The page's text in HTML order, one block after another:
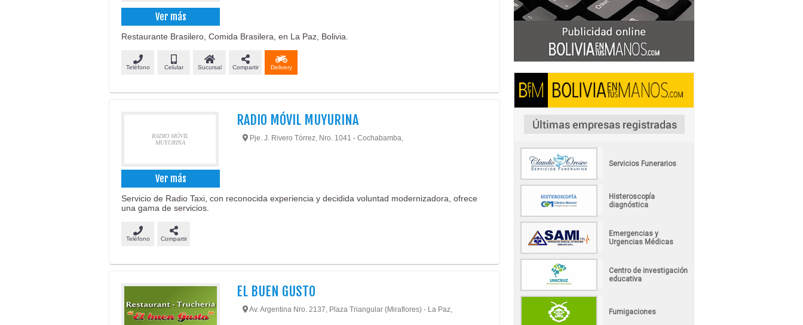
Ver más
Restaurante Brasilero, Comida Brasilera, en La Paz, Bolivia.
Teléfono Celular Sucursal Compartir Delivery
RADIO MÓVIL
MUYURINA
Ver más
RADIO MÓVIL MUYURINA
Pje. J. Rivero Tórrez, Nro. 1041 - Cochabamba,
Servicio de Radio Taxi, con reconocida experiencia y decidida voluntad modernizadora, ofrece
una gama de servicios.
Teléfono Compartir
EL BUEN GUSTO
Av. Argentina Nro. 2137, Plaza Triangular (Miraflores) - La Paz,
Servicios Funerarios
Histeroscopía
diagnóstica
Emergencias y
Urgencias Médicas
Centro de investigación
educativa
Fumigaciones